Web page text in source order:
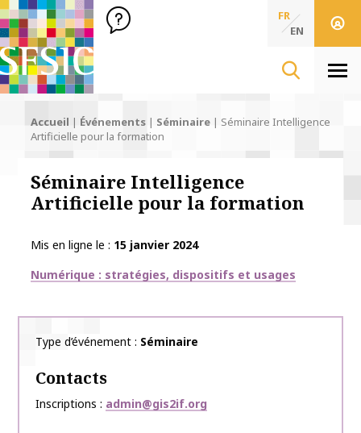
SFSIC Société Française des Sciences de l'Information & de
Société Française des Sciences
de l'Information
FR
EN
Accueil | Événements | Séminaire | Séminaire Intelligence
Artificielle pour la formation
Séminaire Intelligence
Artificielle pour la formation
Mis en ligne le
15 janvier 2024
Thématiques
Numérique : stratégies, dispositifs et usages
Type d’événement Séminaire
Contacts
Inscriptions admin@gis2if.org